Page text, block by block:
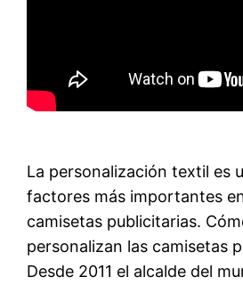
La personalización textil es
factores más importantes
camisetas publicitarias.
personalizan las camisetas
Desde 2011 el alcalde del